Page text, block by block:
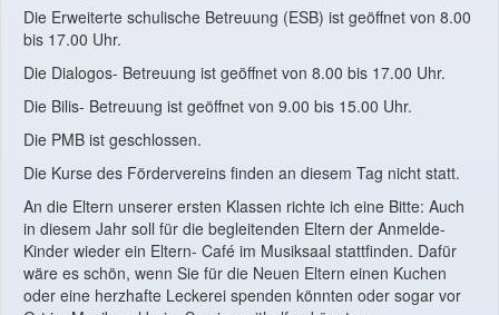
Die Erweiterte schulische Betreuung (ESB) ist geöffnet von 8.00
bis 17.00 Uhr.
Die Dialogos- Betreuung ist geöffnet von 8.00 bis 17.00 Uhr.
Die Bilis- Betreuung ist geöffnet von 9.00 bis 15.00 Uhr.
Die PMB ist geschlossen.
Die Kurse des Fördervereins finden an diesem Tag nicht statt.
An die Eltern unserer ersten Klassen richte ich eine Bitte: Auch
in diesem Jahr soll für die begleitenden Eltern der Anmelde-
Kinder wieder ein Eltern- Café im Musiksaal stattfinden. Dafür
wäre es schön, wenn Sie für die Neuen Eltern einen Kuchen
oder eine herzhafte Leckerei spenden könnten oder sogar vor